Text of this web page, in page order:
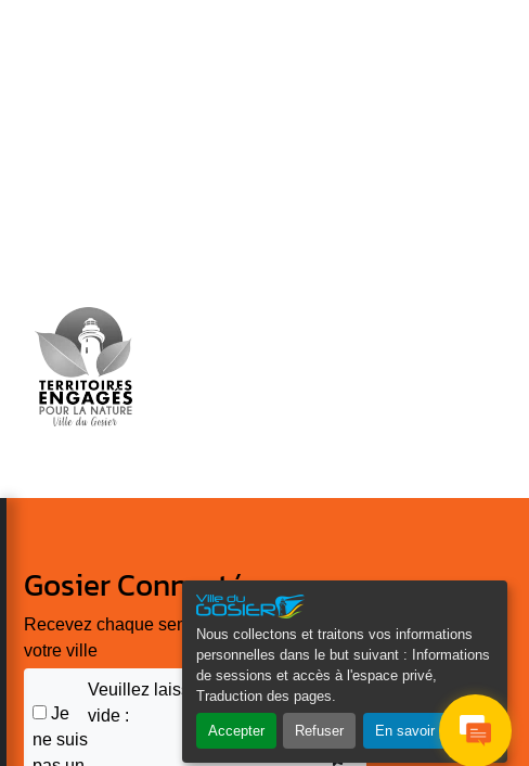
Nous collectons et traitons vos informations
personnelles dans le but suivant :
Informations
de sessions et accès à l'espace privé,
Traduction des pages
Accepter Refuser En savoir plus
Gosier Connecté
Recevez chaque semaine l'actualité de
votre ville
Je
ne suis
Veuillez laisser ce champ
vide :